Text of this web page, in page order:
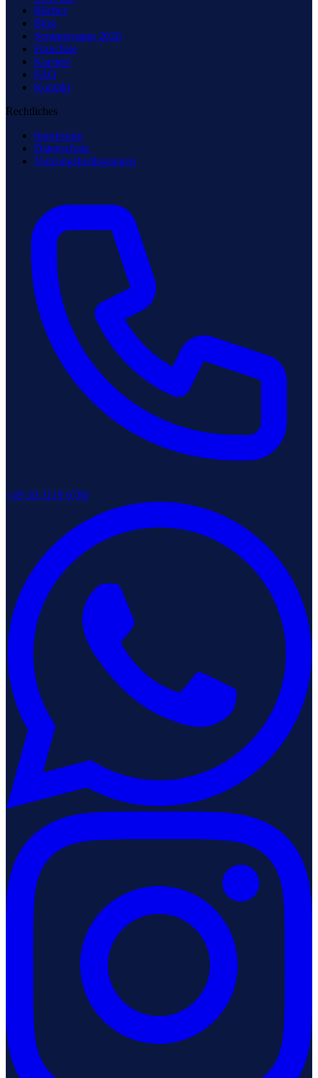
Bücher
Blog
Sommercamp 2026
Franchise
Karriere
FAQ
Kontakt
Rechtliches
Impressum
Datenschutz
Nutzungsbedingungen
+49 30 3119 6780